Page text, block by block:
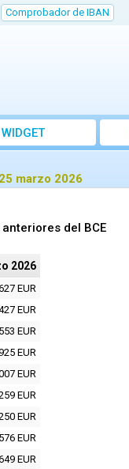
Comprobador de IBAN
WIDGET
marzo 2026
del BCE
2026
EUR
EUR
EUR
EUR
EUR
EUR
EUR
EUR
EUR